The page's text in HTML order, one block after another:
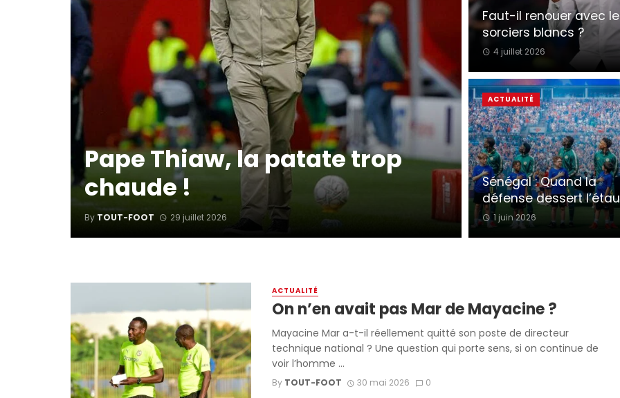
Pape Thiaw, la patate trop
chaude !
By TOUT-FOOT 29 juillet 2026
Faut-il renouer avec
sorciers blancs ?
4 juillet 2026
Sénégal : Quand la
défense dessert
1 juin 2026
ACTUALITÉ
ACTUALITÉ
On n’en avait pas Mar de Mayacine ?
Mayacine Mar a-t-il réellement quitté son poste de directeur
technique national ? Une question qui porte sens, si on continue de
voir l’homme ...
By TOUT-FOOT 30 mai 2026 0